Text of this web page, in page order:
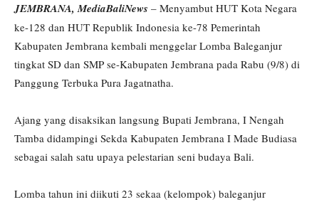
JEMBRANA, MediaBaliNews – Menyambut HUT Kota Negara
ke-128 dan HUT Republik Indonesia ke-78 Pemerintah
Kabupaten Jembrana kembali menggelar Lomba Baleganjur
tingkat SD dan SMP se-Kabupaten Jembrana pada Rabu (9/8) di
Panggung Terbuka Pura Jagatnatha.
Ajang yang disaksikan langsung Bupati Jembrana, I Nengah
Tamba didampingi Sekda Kabupaten Jembrana I Made Budiasa
sebagai salah satu upaya pelestarian seni budaya Bali.
Lomba tahun ini diikuti 23 sekaa (kelompok) baleganjur